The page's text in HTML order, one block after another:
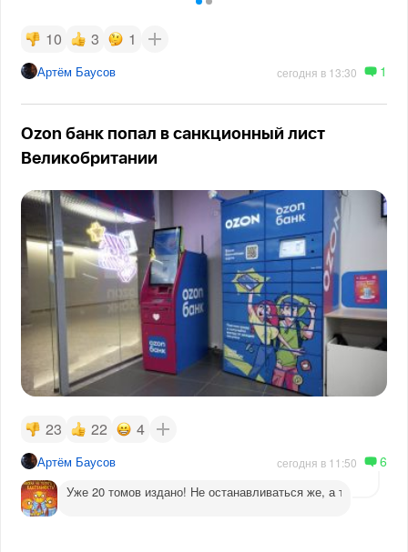
10 3 1
Артём Баусов сегодня в 13:30 1
Ozon банк попал в санкционный лист
Великобритании
23 22 4
Артём Баусов сегодня в 11:50 6
Уже 20 томов издано! Не останавливаться же, а то